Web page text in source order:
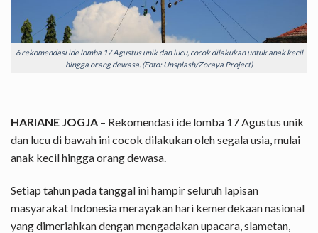
6 rekomendasi ide lomba 17 Agustus unik dan lucu, cocok dilakukan untuk anak kecil
hingga orang dewasa. (Foto: Unsplash/Zoraya Project)
HARIANE JOGJA – Rekomendasi ide lomba 17 Agustus unik
dan lucu di bawah ini cocok dilakukan oleh segala usia, mulai
anak kecil hingga orang dewasa.
Setiap tahun pada tanggal ini hampir seluruh lapisan
masyarakat Indonesia merayakan hari kemerdekaan nasional
yang dimeriahkan dengan mengadakan upacara, slametan,